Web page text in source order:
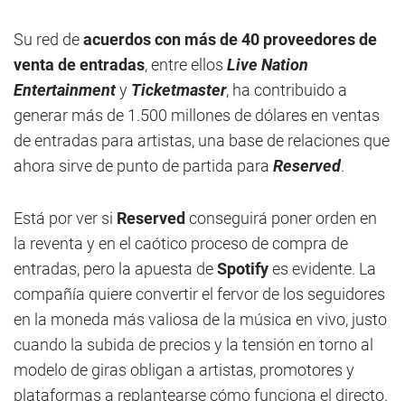
Su red deacuerdos con más de 40 proveedores de
venta de entradas, entre ellos Live Nation
Entertainmenty Ticketmaster, ha contribuido a
generar más de 1.500 millones de dólares en ventas
de entradas para artistas, una base de relaciones que
ahora sirve de punto de partida para Reserved.
Está por ver si Reserved conseguirá poner orden en
la reventa y en el caótico proceso de compra de
entradas, pero la apuesta deSpotifyes evidente. La
compañía quiere convertir el fervor de los seguidores
en la moneda más valiosa de la música en vivo, justo
cuando la subida de precios y la tensión en torno al
modelo de giras obligan a artistas, promotores y
plataformas a replantearse cómo funciona el directo.